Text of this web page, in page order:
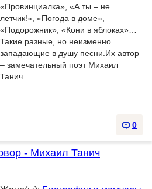
«Провинциалка», «А ты – не
летчик!», «Погода в доме»,
«Подорожник», «Кони в яблоках»…
Такие разные, но неизменно
западающие в душу песни.Их автор
– замечательный поэт Михаил
Танич...
0
- Михаил Танич